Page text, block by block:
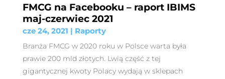
FMCG na Facebooku – raport IBIMS
maj-czerwiec 2021
cze 24, 2021 | Raporty
Branża FMCG w 2020 roku w Polsce warta była
prawie 200 mld złotych. Lwią część z tej
gigantycznej kwoty Polacy wydają w sklepach